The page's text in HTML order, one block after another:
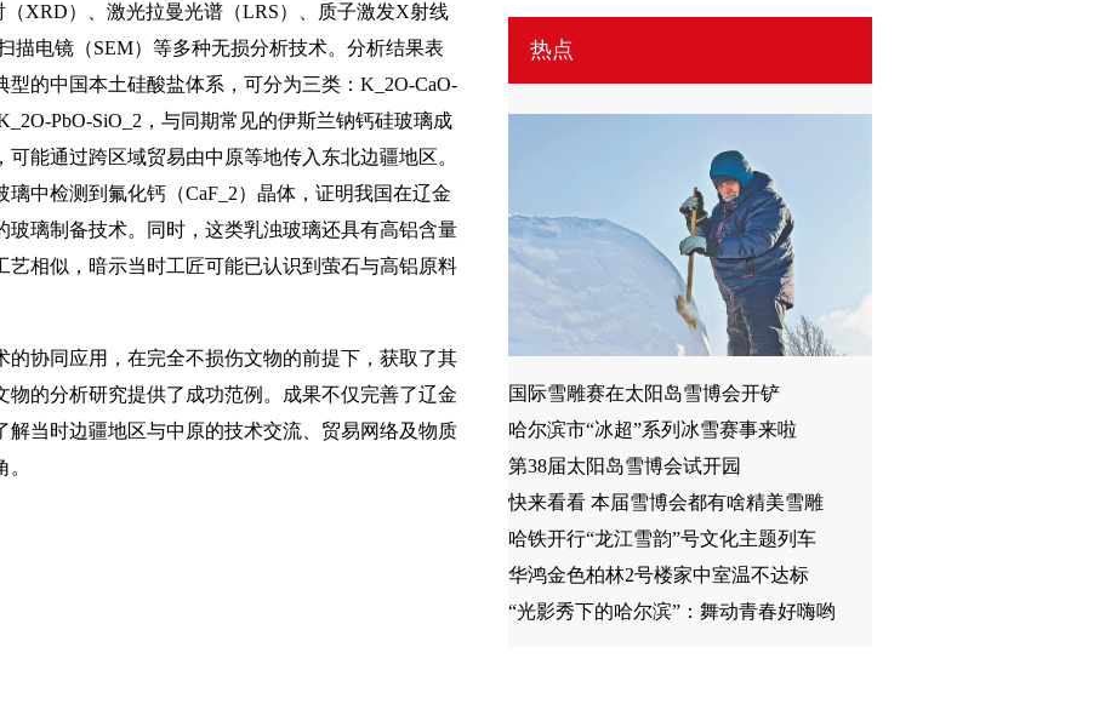
XRD）、激光拉曼光谱（LRS）、质子激发X射线
描电镜（SEM）等多种无损分析技术。分析结果表
的中国本土硅酸盐体系，可分为三类：K_2O-CaO-
PbO-SiO_2，与同期常见的伊斯兰钠钙硅玻璃成
能通过跨区域贸易由中原等地传入东北边疆地区。
中检测到氟化钙（CaF_2）晶体，证明我国在辽金
玻璃制备技术。同时，这类乳浊玻璃还具有高铝含量
艺相似，暗示当时工匠可能已认识到萤石与高铝原料
的协同应用，在完全不损伤文物的前提下，获取了其
物的分析研究提供了成功范例。成果不仅完善了辽金
解当时边疆地区与中原的技术交流、贸易网络及物质
热点
国际雪雕赛在太阳岛雪博会开铲
哈尔滨市“冰超”系列冰雪赛事来啦
第38届太阳岛雪博会试开园
快来看看 本届雪博会都有啥精美雪雕
哈铁开行“龙江雪韵”号文化主题列车
华鸿金色柏林2号楼家中室温不达标
“光影秀下的哈尔滨”：舞动青春好嗨哟